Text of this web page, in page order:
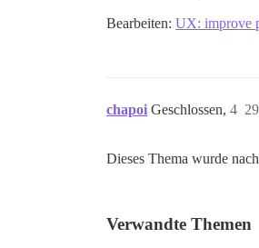
Bearbeiten: UX: improve
chapoi Geschlossen, 4
Dieses Thema wurde
Verwandte Themen